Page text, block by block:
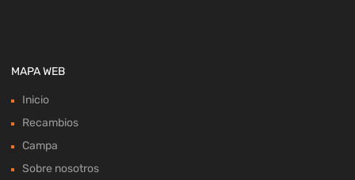
MAPA WEB
Inicio
Recambios
Campa
Sobre nosotros